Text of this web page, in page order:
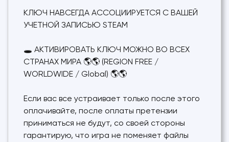
КЛЮЧ НАВСЕГДА АССОЦИИРУЕТСЯ С ВАШЕЙ
УЧЕТНОЙ ЗАПИСЬЮ STEAM
🕳 АКТИВИРОВАТЬ КЛЮЧ МОЖНО ВО ВСЕХ
СТРАНАХ МИРА 🌎🌎 (REGION FREE /
WORLDWIDE / Global) 🌎🌎
Если вас все устраивает только после этого
оплачивайте, после оплаты претензии
приниматься не будут, со своей стороны
гарантирую, что игра не поменяет файлы